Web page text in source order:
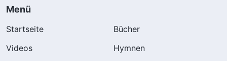
Menü
Startseite
Bücher
Videos
Hymnen